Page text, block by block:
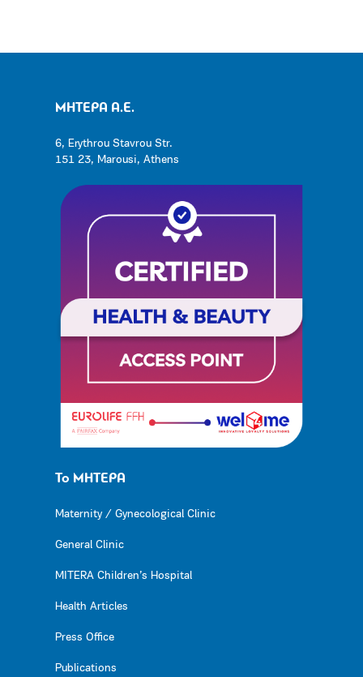
ΜΗΤΕΡΑ Α.Ε.
6, Erythrou Stavrou Str.
151 23, Marousi, Athens
Το ΜΗΤΕΡΑ
Maternity / Gynecological Clinic
General Clinic
MITERA Children’s Hospital
Health Articles
Press Office
Publications